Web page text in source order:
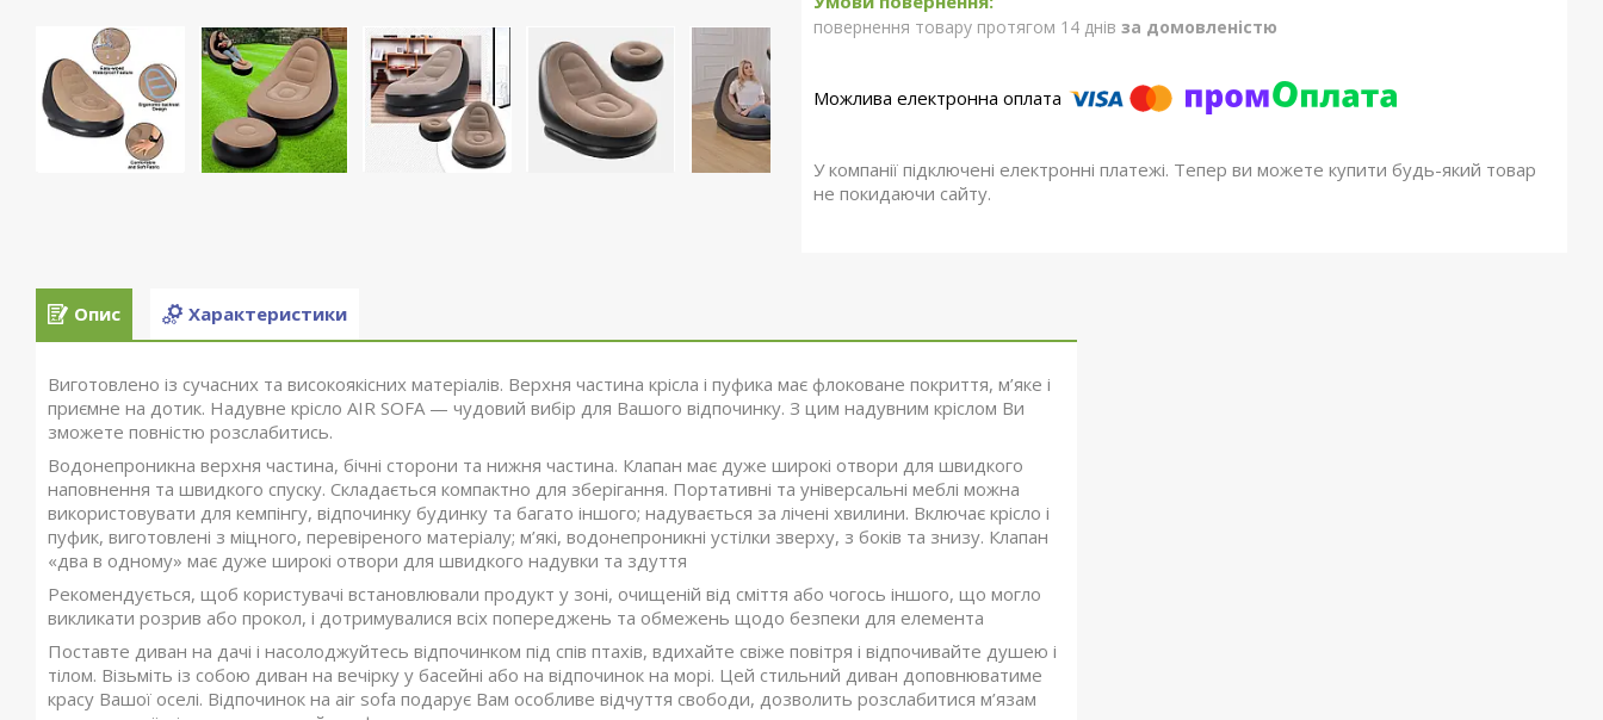
повернення товару протягом 14 днів за домовленістю
У компанії підключені електронні платежі. Тепер ви можете купити будь-який товар
не покидаючи сайту.
Опис Характеристики
Виготовлено із сучасних та високоякісних матеріалів. Верхня частина крісла і пуфика має флоковане покриття, м’яке і
приємне на дотик. Надувне крісло AIR SOFA — чудовий вибір для Вашого відпочинку. З цим надувним кріслом Ви
зможете повністю розслабитись.
Водонепроникна верхня частина, бічні сторони та нижня частина. Клапан має дуже широкі отвори для швидкого
наповнення та швидкого спуску. Складається компактно для зберігання. Портативні та універсальні меблі можна
використовувати для кемпінгу, відпочинку будинку та багато іншого; надувається за лічені хвилини. Включає крісло і
пуфик, виготовлені з міцного, перевіреного матеріалу; м’які, водонепроникні устілки зверху, з боків та знизу. Клапан
«два в одному» має дуже широкі отвори для швидкого надувки та здуття
Рекомендується, щоб користувачі встановлювали продукт у зоні, очищеній від сміття або чогось іншого, що могло
викликати розрив або прокол, і дотримувалися всіх попереджень та обмежень щодо безпеки для елемента
Поставте диван на дачі і насолоджуйтесь відпочинком під спів птахів, вдихайте свіже повітря і відпочивайте душею і
тілом. Візьміть із собою диван на вечірку у басейні або на відпочинок на морі. Цей стильний диван доповнюватиме
красу Вашої оселі. Відпочинок на air sofa подарує Вам особливе відчуття свободи, дозволить розслабитися м’язам